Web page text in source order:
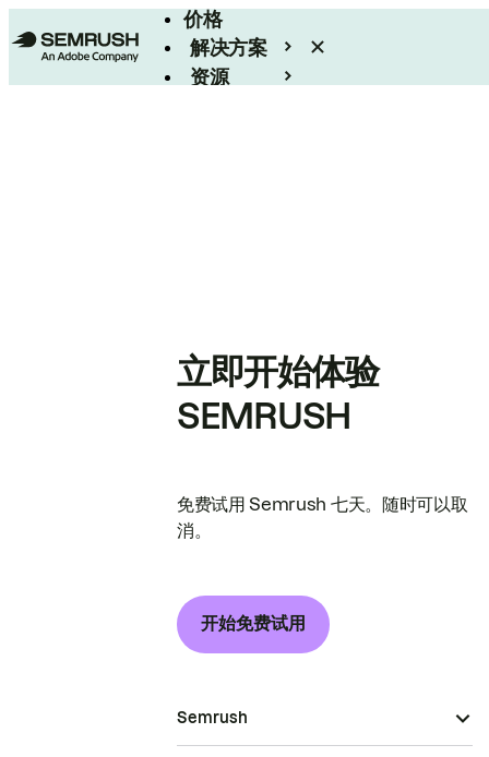
价格
解决方案
资源
立即开始体验
SEMRUSH
免费试用 Semrush 七天。随时可以取
消。
开始免费试用
Semrush